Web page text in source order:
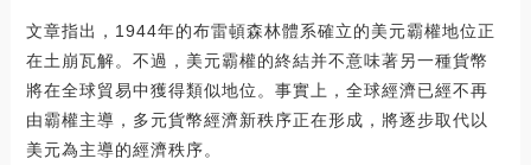
文章指出，1944年的布雷頓森林體系確立的美元霸權地位正
在土崩瓦解。不過，美元霸權的終結并不意味著另一種貨幣
將在全球貿易中獲得類似地位。事實上，全球經濟已經不再
由霸權主導，多元貨幣經濟新秩序正在形成，將逐步取代以
美元為主導的經濟秩序。